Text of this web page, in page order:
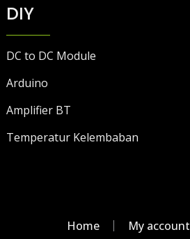
DIY
DC to DC Module
Arduino
Amplifier BT
Temperatur Kelembaban
Home My account